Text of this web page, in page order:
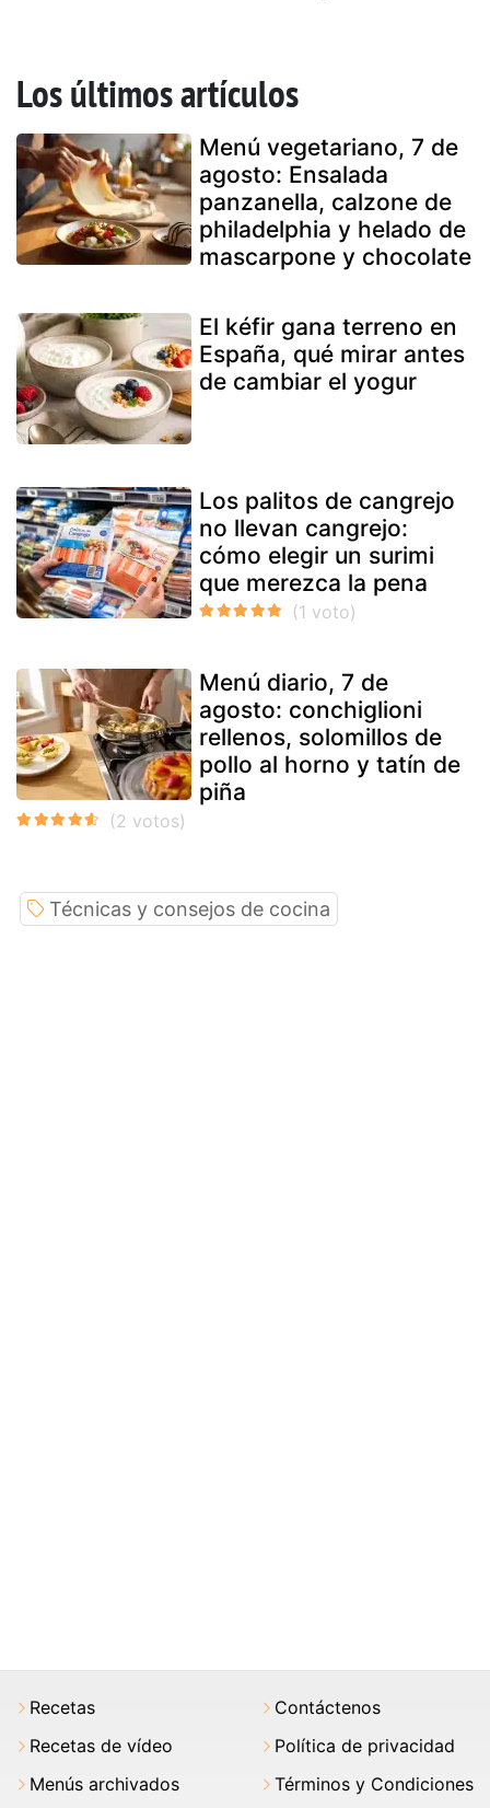
Los últimos artículos
Menú vegetariano, 7 de
agosto: Ensalada
panzanella, calzone de
philadelphia y helado de
mascarpone y chocolate
El kéfir gana terreno en
España, qué mirar antes
de cambiar el yogur
Los palitos de cangrejo
no llevan cangrejo:
cómo elegir un surimi
que merezca la pena
Menú diario, 7 de
agosto: conchiglioni
rellenos, solomillos de
pollo al horno y tatín de
piña
Técnicas y consejos de cocina
Recetas
Recetas de vídeo
Menús archivados
Contáctenos
Política de privacidad
Términos y Condiciones